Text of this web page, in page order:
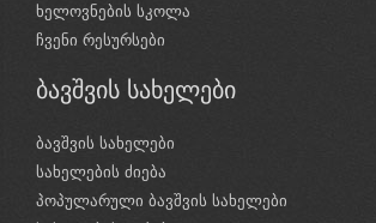
ხელოვნების სკოლა
ჩვენი რესურსები
ბავშვის სახელები
ბავშვის სახელები
სახელების ძიება
პოპულარული ბავშვის სახელები